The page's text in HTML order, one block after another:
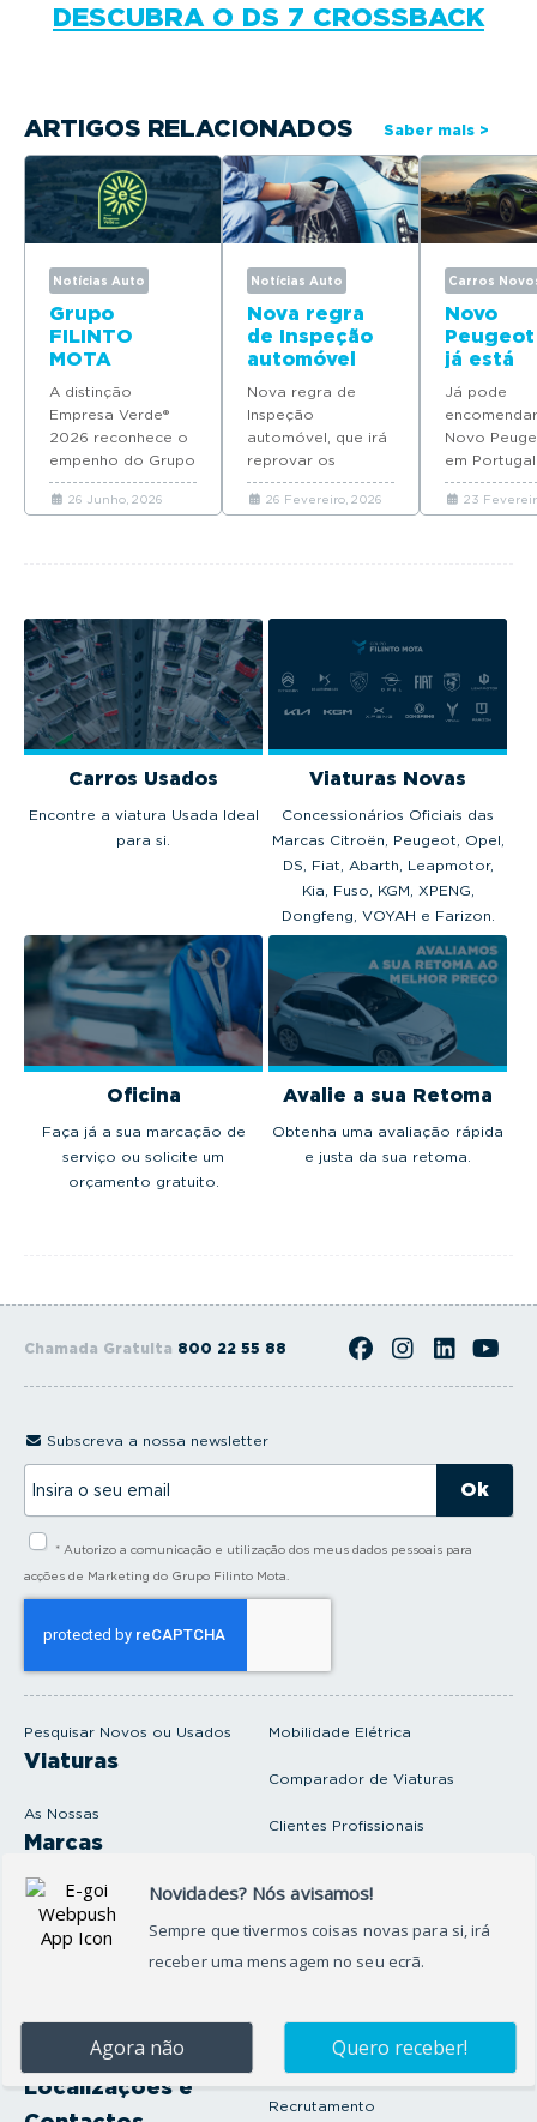
DESCUBRA O DS 7 CROSSBACK
ARTIGOS RELACIONADOS Saber mais >
Notícias Auto
Grupo
FILINTO
MOTA
como
Empresa
Verde® 2026
A distinção
Empresa Verde®
2026 reconhece o
empenho do Grupo
FILINTO MOTA na
construção de uma
26 Junho, 2026
Notícias Auto
Nova regra
de Inspeção
automóvel
vigor já em
março
Nova regra de
Inspeção
automóvel, que irá
reprovar os
veículos com
RECALL pendente,
26 Fevereiro, 2026
Carros
Novo
já está
para
em
Já pode
Novo
em
modelo
chegar em
23
Carros Usados
Encontre a viatura Usada Ideal
para si.
Viaturas Novas
Concessionários Oficiais das
Marcas Citroën, Peugeot, Opel,
DS, Fiat, Abarth, Leapmotor,
Kia, Fuso, KGM, XPENG,
Dongfeng, VOYAH e Farizon.
Oficina
Faça já a sua marcação de
serviço ou solicite um
orçamento gratuito.
Avalie a sua Retoma
Obtenha uma avaliação rápida
e justa da sua retoma.
Chamada Gratuita 800 22 55 88
Pesquisar Novos ou Usados
Viaturas
As Nossas
Marcas
Produtos e serviços
Oficina
Onde Estamos
Localizações e
Mobilidade Elétrica
Comparador de Viaturas
Clientes Profissionais
Seguros Protector
Artigos e Notícias
Recrutamento
Subscreva a nossa newsletter
s
l
* Autorizo a comunicação e utilização dos meus dados pessoais para
acções de Marketing do Grupo Filinto Mota.